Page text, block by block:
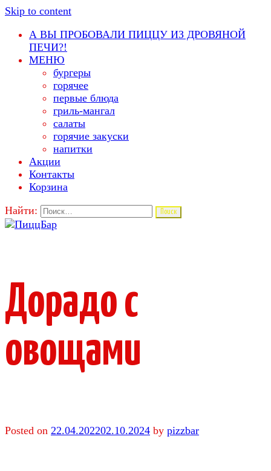
Skip to content
А ВЫ ПРОБОВАЛИ ПИЦЦУ ИЗ ДРОВЯНОЙ
ПЕЧИ?!
МЕНЮ
бургеры
горячее
первые блюда
гриль-мангал
салаты
горячие закуски
напитки
Акции
Контакты
Корзина
Найти:
Дорадо с
овощами
Posted on 22.04.202202.10.2024 by pizzbar